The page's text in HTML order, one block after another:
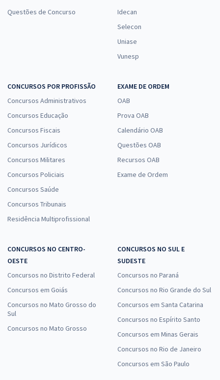
Questões de Concurso
Idecan
Selecon
Uniase
Vunesp
CONCURSOS POR PROFISSÃO
Concursos Administrativos
Concursos Educação
Concursos Fiscais
Concursos Jurídicos
Concursos Militares
Concursos Policiais
Concursos Saúde
Concursos Tribunais
Residência Multiprofissional
EXAME DE ORDEM
OAB
Prova OAB
Calendário OAB
Questões OAB
Recursos OAB
Exame de Ordem
CONCURSOS NO CENTRO-
OESTE
Concursos no Distrito Federal
Concursos em Goiás
Concursos no Mato Grosso do
Sul
Concursos no Mato Grosso
CONCURSOS NO SUL E
SUDESTE
Concursos no Paraná
Concursos no Rio Grande do Sul
Concursos em Santa Catarina
Concursos no Espírito Santo
Concursos em Minas Gerais
Concursos no Rio de Janeiro
Concursos em São Paulo